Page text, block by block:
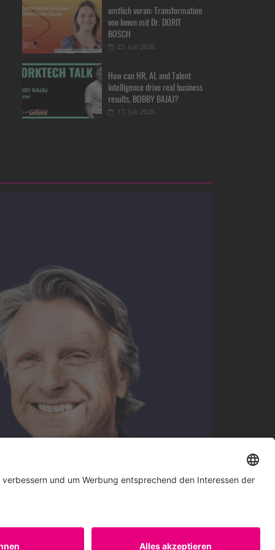
amtlich voran: Transformation
von Innen mit Dr. DORIT
BOSCH
23. Juli 2026
How can HR, AI, and Talent
Intelligence drive real business
results, BOBBY BAJAJ?
17. Juli 2026